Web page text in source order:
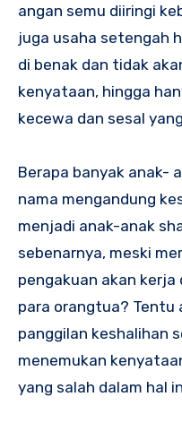
angan semu diiringi
juga usaha setengah
di benak dan tidak
kenyataan, hingga
kecewa dan sesal
Berapa banyak anak-
nama mengandung
menjadi anak-anak
sebenarnya, meski
pengakuan akan kerja
para orangtua? Tentu
panggilan keshalihan
menemukan
yang salah dalam hal